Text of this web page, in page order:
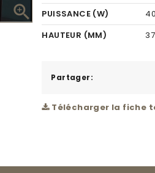

PUISSANCE (W)
HAUTEUR (MM)
RÉSEAU
Partager:
Télécharger la fiche